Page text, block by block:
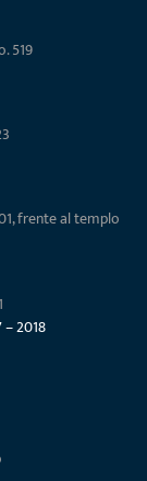
519
frente al templo
2018